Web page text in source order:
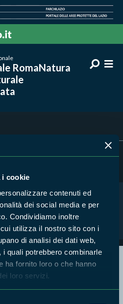
i cookie
contenuti ed
dei social media e per
Condividiamo inoltre
utilizza il nostro sito con i
di analisi dei dati web,
quali potrebbero combinarle
ha fornito loro o che hanno
loro servizi.
RomaNatura
social ufficiali